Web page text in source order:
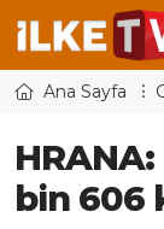
Ana Sayfa
bin 606